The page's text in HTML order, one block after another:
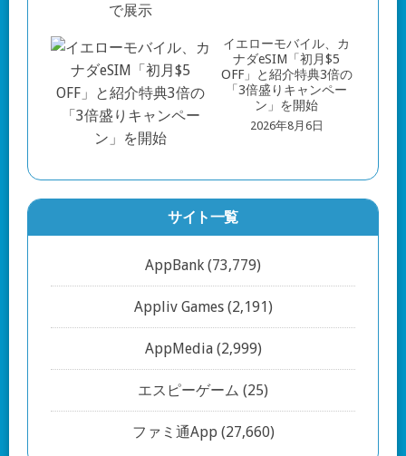
イエローモバイル、カ
ナダeSIM「初月$5
OFF」と紹介特典3倍の
「3倍盛りキャンペー
ン」を開始
2026年8月6日
サイト一覧
AppBank (73,779)
Appliv Games(2,191)
AppMedia(2,999)
エスピーゲーム (25)
ファミ通App(27,660)